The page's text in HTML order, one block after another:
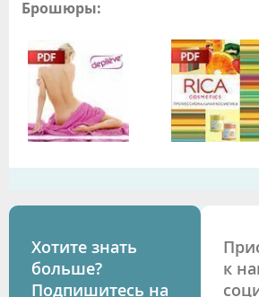
Брошюры:
Хотите знать
больше?
Подпишитесь на
к